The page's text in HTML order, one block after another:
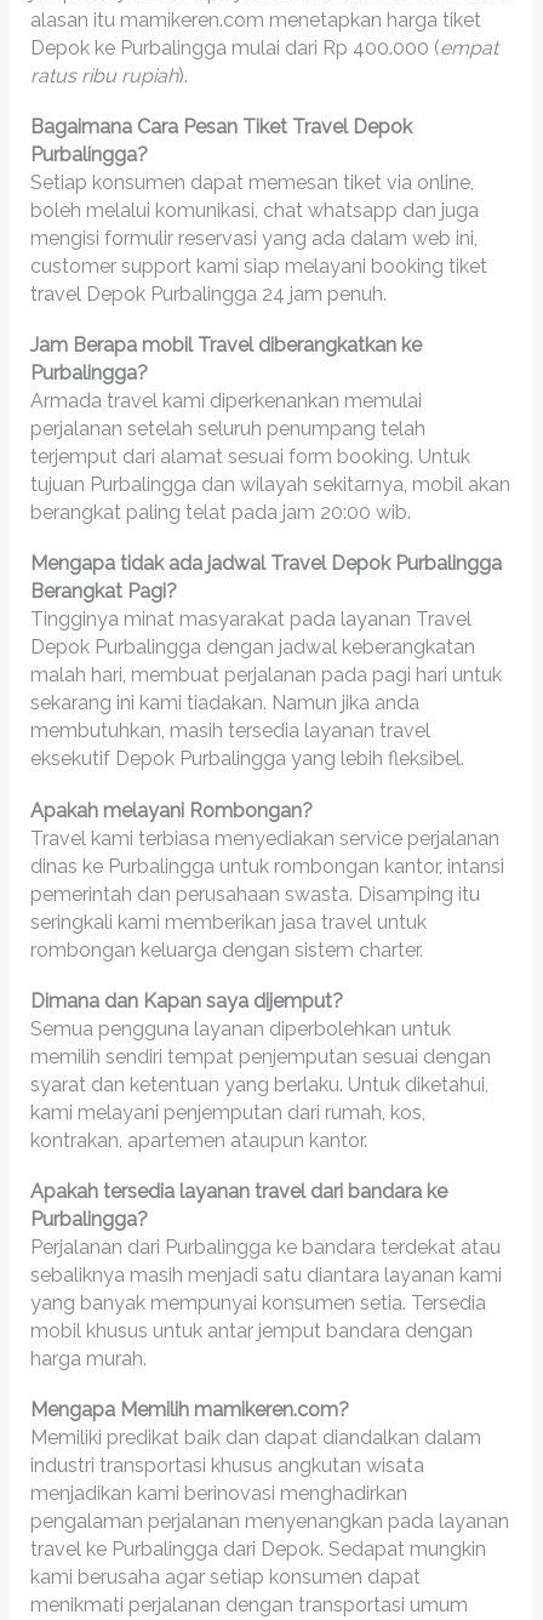
alasan itu mamikeren.com menetapkan harga tiket
Depok ke Purbalingga mulai dari Rp 400.000 (empat
ratus ribu rupiah).
Bagaimana Cara Pesan Tiket Travel Depok
Purbalingga?
Setiap konsumen dapat memesan tiket via online,
boleh melalui komunikasi, chat whatsapp dan juga
mengisi formulir reservasi yang ada dalam web ini,
customer support kami siap melayani booking tiket
travel Depok Purbalingga 24 jam penuh.
Jam Berapa mobil Travel diberangkatkan ke
Purbalingga?
Armada travel kami diperkenankan memulai
perjalanan setelah seluruh penumpang telah
terjemput dari alamat sesuai form booking. Untuk
tujuan Purbalingga dan wilayah sekitarnya, mobil akan
berangkat paling telat pada jam 20:00 wib.
Mengapa tidak ada jadwal Travel Depok Purbalingga
Berangkat Pagi?
Tingginya minat masyarakat pada layanan Travel
Depok Purbalingga dengan jadwal keberangkatan
malah hari, membuat perjalanan pada pagi hari untuk
sekarang ini kami tiadakan. Namun jika anda
membutuhkan, masih tersedia layanan travel
eksekutif Depok Purbalingga yang lebih fleksibel.
Apakah melayani Rombongan?
Travel kami terbiasa menyediakan service perjalanan
dinas ke Purbalingga untuk rombongan kantor, intansi
pemerintah dan perusahaan swasta. Disamping itu
seringkali kami memberikan jasa travel untuk
rombongan keluarga dengan sistem charter.
Dimana dan Kapan saya dijemput?
Semua pengguna layanan diperbolehkan untuk
memilih sendiri tempat penjemputan sesuai dengan
syarat dan ketentuan yang berlaku. Untuk diketahui,
kami melayani penjemputan dari rumah, kos,
kontrakan, apartemen ataupun kantor.
Apakah tersedia layanan travel dari bandara ke
Purbalingga?
Perjalanan dari Purbalingga ke bandara terdekat atau
sebaliknya masih menjadi satu diantara layanan kami
yang banyak mempunyai konsumen setia. Tersedia
mobil khusus untuk antar jemput bandara dengan
harga murah.
Mengapa Memilih mamikeren.com?
Memiliki predikat baik dan dapat diandalkan dalam
industri transportasi khusus angkutan wisata
menjadikan kami berinovasi menghadirkan
pengalaman perjalanan menyenangkan pada layanan
travel ke Purbalingga dari Depok. Sedapat mungkin
kami berusaha agar setiap konsumen dapat
menikmati perjalanan dengan transportasi umum